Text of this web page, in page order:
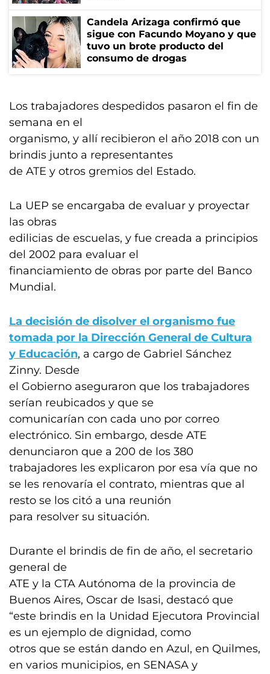
Candela Arizaga confirmó que
sigue con Facundo Moyano y que
tuvo un brote producto del
consumo de drogas
Los trabajadores despedidos pasaron el fin de
semana en el
organismo, y allí recibieron el año 2018 con un
brindis junto a representantes
de ATE y otros gremios del Estado.
La UEP se encargaba de evaluar y proyectar
las obras
edilicias de escuelas, y fue creada a principios
del 2002 para evaluar el
financiamiento de obras por parte del Banco
Mundial.
La decisión de disolver el organismo fue
tomada por la Dirección General de Cultura
y Educación, a cargo de Gabriel Sánchez
Zinny. Desde
el Gobierno aseguraron que los trabajadores
serían reubicados y que se
comunicarían con cada uno por correo
electrónico. Sin embargo, desde ATE
denunciaron que a 200 de los 380
trabajadores les explicaron por esa vía que no
se les renovaría el contrato, mientras que al
resto se los citó a una reunión
para resolver su situación.
Durante el brindis de fin de año, el secretario
general de
ATE y la CTA Autónoma de la provincia de
Buenos Aires, Oscar de Isasi, destacó que
“este brindis en la Unidad Ejecutora Provincial
es un ejemplo de dignidad, como
otros que se están dando en Azul, en Quilmes,
en varios municipios, en SENASA y